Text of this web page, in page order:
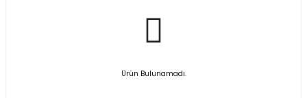
Ürün Bulunamadı.